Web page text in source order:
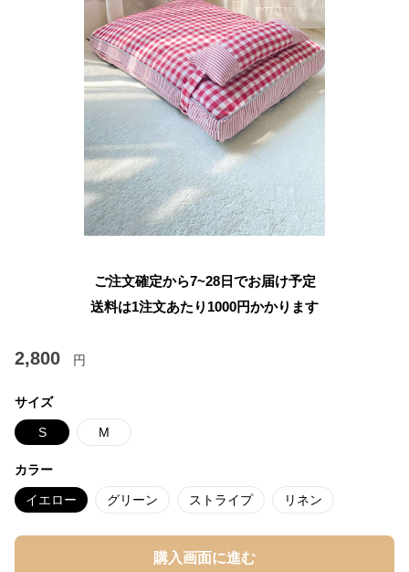
ご注文確定から7~28日でお届け予定
送料は1注文あたり 1000円かかります
2,800 円
サイズ
S M
カラー
イエロー グリーン ストライプ リネン
購入画面に進む